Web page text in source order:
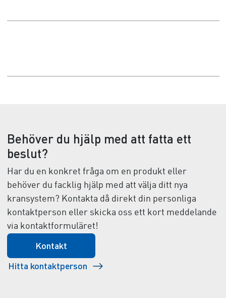
Behöver du hjälp med att fatta ett
beslut?
Har du en konkret fråga om en produkt eller
behöver du facklig hjälp med att välja ditt nya
kransystem? Kontakta då direkt din personliga
kontaktperson eller skicka oss ett kort meddelande
via kontaktformuläret!
Kontakt
Hitta kontaktperson